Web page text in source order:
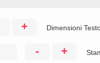
+ Dimensioni
- +